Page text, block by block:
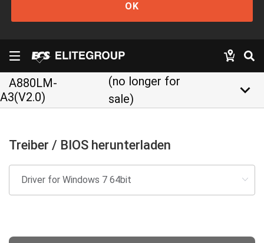
OK
A880LM-
A3(V2.0)
(no longer for
sale)
keyboard_arrow_down
Treiber / BIOS herunterladen